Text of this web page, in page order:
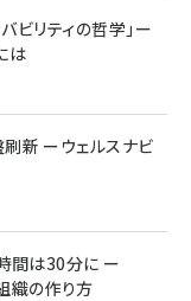
ビリティの哲学」ー
は
新 ーウェルスナビ
間は30分に ー
織の作り方